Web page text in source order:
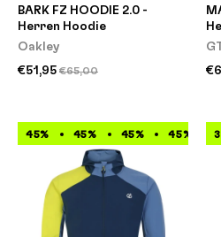
BARK FZ HOODIE 2.0 -
Herren Hoodie
Oakley
€51,95 €65,00
45% 45% 45% 45%